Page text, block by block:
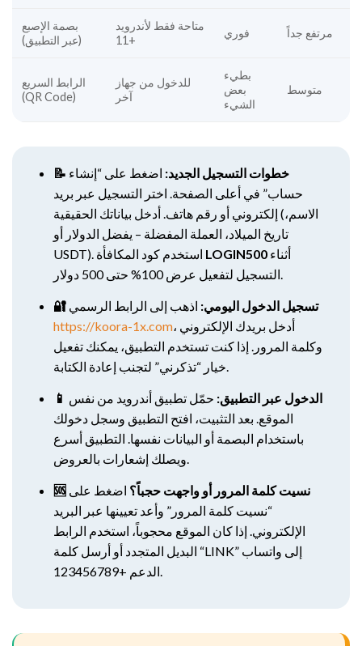
بصمة الإصبع
(عبر التطبيق)
متاحة فقط لأندرويد
11+
فوري مرتفع جداً
الرابط السريع
(QR Code)
للدخول من جهاز
آخر
بطيء
بعض
الشيء
متوسط
📝 خطوات التسجيل الجديد: اضغط على “إنشاء
حساب” في أعلى الصفحة. اختر التسجيل عبر بريد
إلكتروني أو رقم هاتف. أدخل بياناتك الحقيقية (الاسم،
تاريخ الميلاد، العملة المفضلة – يفضل الدولار أو
LOGIN500أثناء
🔐 تسجيل الدخول اليومي: اذهب إلى الرابط الرسمي
https://koora-1x.com، أدخل بريدك الإلكتروني
وكلمة المرور. إذا كنت تستخدم التطبيق، يمكنك تفعيل
📱 الدخول عبر التطبيق: حمّل تطبيق أندرويد من نفس
الموقع. بعد التثبيت، افتح التطبيق وسجل دخولك
باستخدام البصمة أو البيانات نفسها. التطبيق أسرع
🆘 نسيت كلمة المرور أو واجهت حجباً؟ اضغط على
“نسيت كلمة المرور” وأعد تعيينها عبر البريد
الإلكتروني. إذا كان الموقع محجوباً، استخدم الرابط
البديل المتجدد أو أرسل كلمة “LINK” إلى واتساب